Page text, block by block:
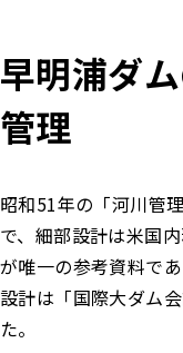
早明浦ダ
管理
昭和51年の「河川管
で、細部設計は米国
が唯一の参考資料で
設計は「国際大ダム
た。